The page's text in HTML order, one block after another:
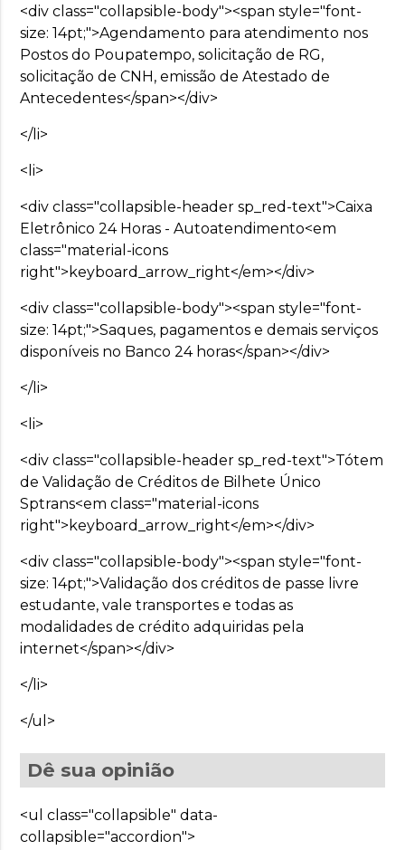
<div class="collapsible-body"><span style="font-
size: 14pt;">Agendamento para atendimento nos
Postos do Poupatempo, solicitação de RG,
solicitação de CNH, emissão de Atestado de
Antecedentes</span></div>
</li>
<li>
<div class="collapsible-header sp_red-text">Caixa
Eletrônico 24 Horas - Autoatendimento<em
class="material-icons
right">keyboard_arrow_right</em></div>
<div class="collapsible-body"><span style="font-
size: 14pt;">Saques, pagamentos e demais serviços
disponíveis no Banco 24 horas</span></div>
</li>
<li>
<div class="collapsible-header sp_red-text">Tótem
de Validação de Créditos de Bilhete Único
Sptrans<em class="material-icons
right">keyboard_arrow_right</em></div>
<div class="collapsible-body"><span style="font-
size: 14pt;">Validação dos créditos de passe livre
estudante, vale transportes e todas as
modalidades de crédito adquiridas pela
internet</span></div>
</li>
</ul>
Dê sua opinião
<ul class="collapsible" data-
collapsible="accordion">